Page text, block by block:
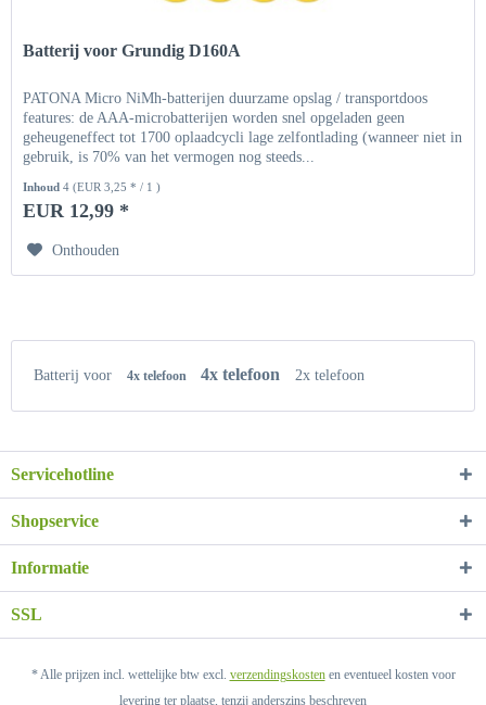
Batterij voor Grundig D160A
PATONA Micro NiMh-batterijen duurzame opslag / transportdoos
features: de AAA-microbatterijen worden snel opgeladen geen
geheugeneffect tot 1700 oplaadcycli lage zelfontlading (wanneer niet in
gebruik, is 70% van het vermogen nog steeds...
Inhoud4(EUR 3,25 * / 1 )
EUR 12,99 *
Onthouden
Batterij voor 4x telefoon 4x telefoon 2x telefoon
Servicehotline
Shopservice
Informatie
SSL
* Alle prijzen incl. wettelijke btw excl. verzendingskostenen eventueel kosten voor
levering ter plaatse, tenzij anderszins beschreven